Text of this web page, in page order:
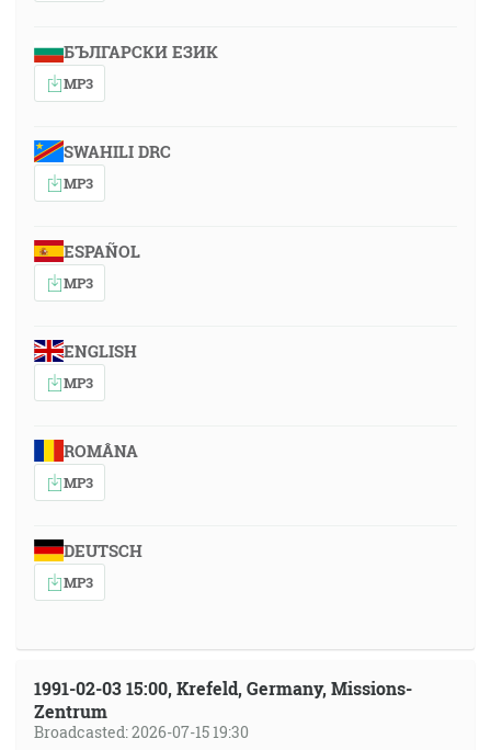
БЪЛГАРСКИ ЕЗИК
MP3
SWAHILI DRC
MP3
ESPAÑOL
MP3
ENGLISH
MP3
ROMÂNA
MP3
DEUTSCH
MP3
1991-02-03 15:00, Krefeld, Germany, Missions-
Zentrum
Broadcasted: 2026-07-15 19:30